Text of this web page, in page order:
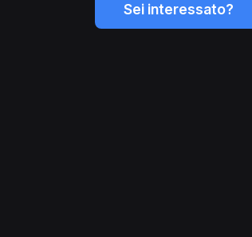
Sei interessato?